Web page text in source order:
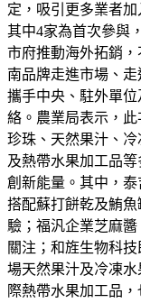
定，吸引更多業者
其中4家為首次參與
市府推動海外拓銷
南品牌走進市場、
攜手中央、駐外單
絡。農業局表示，
珍珠、天然果汁、
及熱帶水果加工品
創新能量。其中，
搭配蘇打餅乾及鮪
驗；福汎企業芝麻
關注；和旌生物科
場天然果汁及冷凍
際熱帶水果加工品